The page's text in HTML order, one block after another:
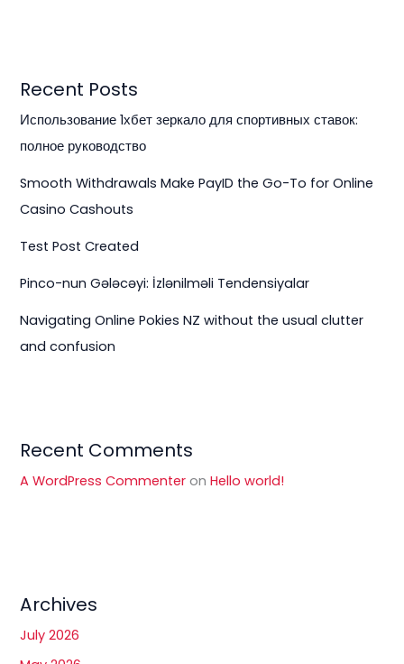
Recent Posts
Использование 1хбет зеркало для спортивных ставок:
полное руководство
Smooth Withdrawals Make PayID the Go-To for Online
Casino Cashouts
Test Post Created
Pinco-nun Gələcəyi: İzlənilməli Tendensiyalar
Navigating Online Pokies NZ without the usual clutter
and confusion
Recent Comments
A WordPress Commenter onHello world!
Archives
July 2026